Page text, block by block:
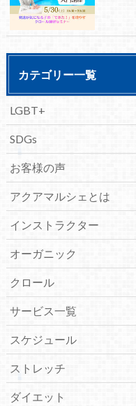
カテゴリー一覧
LGBT+
SDGs
お客様の声
アクアマルシェとは
インストラクター
オーガニック
クロール
サービス一覧
スケジュール
ストレッチ
ダイエット